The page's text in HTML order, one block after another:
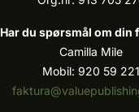
Har du spørsmål om din
Camilla Mile
Mobil: 920 59 221